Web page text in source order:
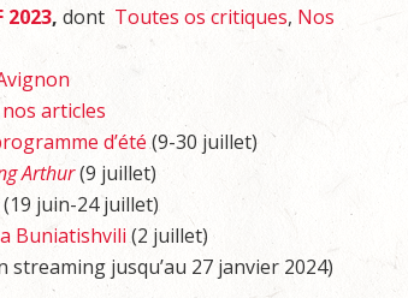
2023, dont Toutes os critiques, Nos
articles
d’été(9-30 juillet)
Arthur(9 juillet)
(19 juin-24 juillet)
Buniatishvili(2 juillet)
streaming jusqu’au 27 janvier 2024)